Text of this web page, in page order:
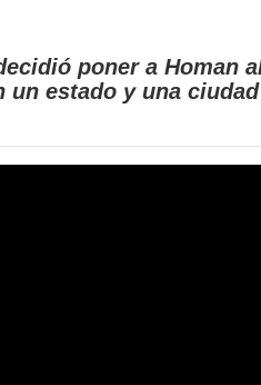
poner a Homan
estado y una